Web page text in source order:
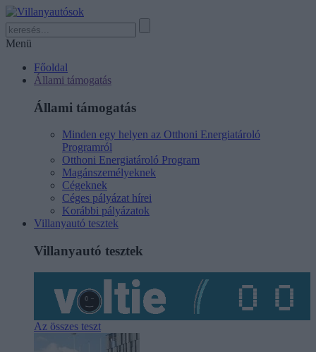
Menü
Főoldal
Állami támogatás
Állami támogatás
Minden egy helyen az Otthoni Energiatároló
Programról
Otthoni Energiatároló Program
Magánszemélyeknek
Cégeknek
Céges pályázat hírei
Korábbi pályázatok
Villanyautó tesztek
Villanyautó tesztek
Az összes teszt